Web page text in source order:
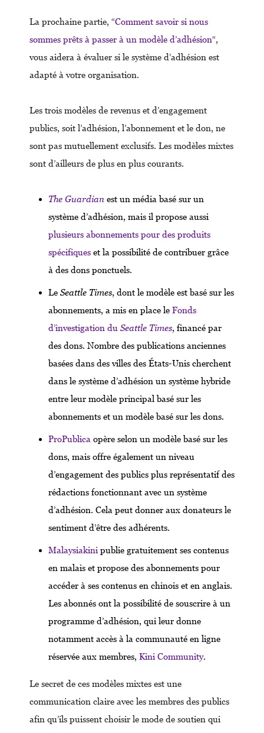
La prochaine partie, “Comment savoir si nous
sommes prêts à passer à un modèle d’adhésion“,
vous aidera à évaluer si le système d’adhésion est
adapté à votre organisation.
Les trois modèles de revenus et d’engagement
publics, soit l’adhésion, l’abonnement et le don, ne
sont pas mutuellement exclusifs. Les modèles mixtes
sont d’ailleurs de plus en plus courants.
The Guardian est un média basé sur un
système d’adhésion, mais il propose aussi
plusieurs abonnements pour des produits
spécifiques et la possibilité de contribuer grâce
à des dons ponctuels.
Le Seattle Times, dont le modèle est basé sur les
abonnements, a mis en place le Fonds
d’investigation du Seattle Times, financé par
des dons. Nombre des publications anciennes
basées dans des villes des États-Unis cherchent
dans le système d’adhésion un système hybride
entre leur modèle principal basé sur les
abonnements et un modèle basé sur les dons.
ProPublica opère selon un modèle basé sur les
dons, mais offre également un niveau
d’engagement des publics plus représentatif des
rédactions fonctionnant avec un système
d’adhésion. Cela peut donner aux donateurs le
sentiment d’être des adhérents.
Malaysiakini publie gratuitement ses contenus
en malais et propose des abonnements pour
accéder à ses contenus en chinois et en anglais.
Les abonnés ont la possibilité de souscrire à un
programme d’adhésion, qui leur donne
notamment accès à la communauté en ligne
réservée aux membres, Kini Community.
Le secret de ces modèles mixtes est une
communication claire avec les membres des publics
afin qu’ils puissent choisir le mode de soutien qui